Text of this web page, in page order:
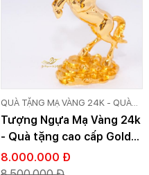
QUÀ TẶNG MẠ VÀNG 24K - QUÀ
TẶNG DÁT VÀNG CAO CẤP GOLD
VIỆT
Tượng Ngựa Mạ Vàng 24k
- Quà tặng cao cấp Gold
Việt
8.000.000 Đ